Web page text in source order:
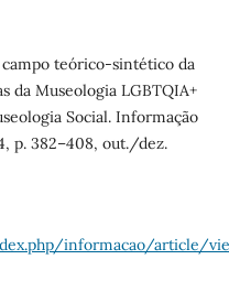
campo teórico-sintético da
da Museologia LGBTQIA+
Social. Informação
p. 382–408, out./dez.
informacao/article/